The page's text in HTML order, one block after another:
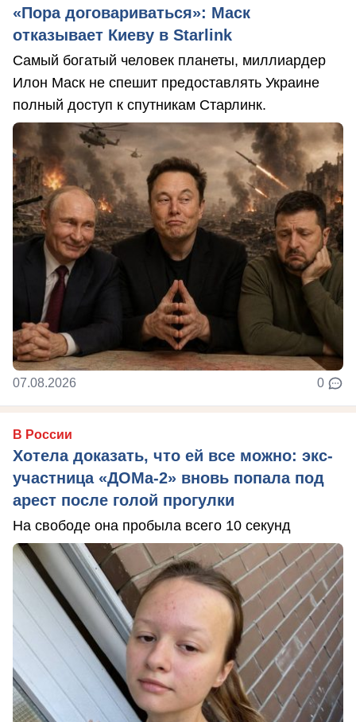
«Пора договариваться»: Маск
отказывает Киеву в Starlink
Самый богатый человек планеты, миллиардер
Илон Маск не спешит предоставлять Украине
полный доступ к спутникам Старлинк.
07.08.2026 0
В России
Хотела доказать, что ей все можно: экс-
участница «ДОМа-2» вновь попала под
арест после голой прогулки
На свободе она пробыла всего 10 секунд